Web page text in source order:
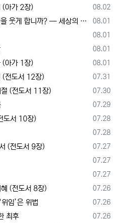
등록일
08.02
(아가 2장)
등록일
08.01
니까? — 세상의 소리와 거듭난 영혼의 반응
등록일
08.01
등록일
08.01
등록일
08.01
(아가 1장)
등록일
07.31
(전도서 12장)
등록일
07.30
(전도서 11장)
등록일
07.29
등록일
07.28
도서 10장)
등록일
07.28
등록일
07.27
(전도서 9장)
등록일
07.27
등록일
07.27
등록일
07.26
(전도서 8장)
등록일
07.26
임’은 위법
등록일
07.26
최후